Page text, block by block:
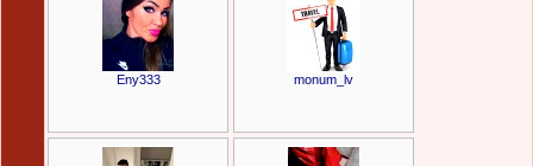
Eny333 monum_lv